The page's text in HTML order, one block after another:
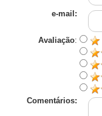
e-mail:
Avaliação:
Comentários: